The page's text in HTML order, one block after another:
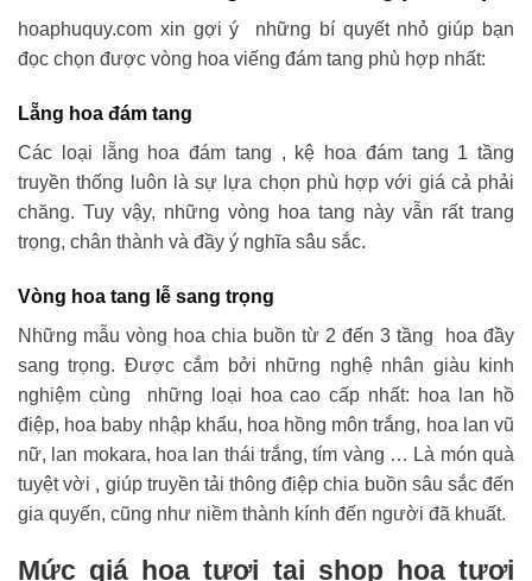
hoaphuquy.com xin gợi ý những bí quyết nhỏ giúp bạn
đọc chọn được vòng hoa viếng đám tang phù hợp nhất:
Lẵng hoa đám tang
Các loại lẵng hoa đám tang , kệ hoa đám tang 1 tầng
truyền thống luôn là sự lựa chọn phù hợp với giá cả phải
chăng. Tuy vậy, những vòng hoa tang này vẫn rất trang
trọng, chân thành và đầy ý nghĩa sâu sắc.
Vòng hoa tang lễ sang trọng
Những mẫu vòng hoa chia buồn từ 2 đến 3 tầng hoa đầy
sang trọng. Được cắm bởi những nghệ nhân giàu kinh
nghiệm cùng những loại hoa cao cấp nhất: hoa lan hồ
điệp, hoa baby nhập khẩu, hoa hồng môn trắng, hoa lan vũ
nữ, lan mokara, hoa lan thái trắng, tím vàng … Là món quà
tuyệt vời , giúp truyền tải thông điệp chia buồn sâu sắc đến
gia quyến, cũng như niềm thành kính đến người đã khuất.
Mức giá hoa tươi tại shop hoa tươi